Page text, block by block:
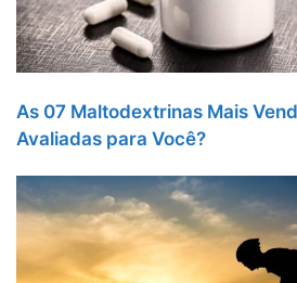
As 07 Maltodextrinas Mais
Avaliadas para Você?